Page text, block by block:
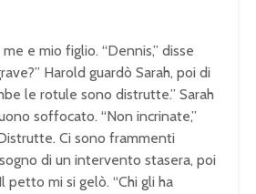
e mio figlio. “Dennis,” disse
Harold guardò Sarah, poi di
le rotule sono distrutte.” Sarah
soffocato. “Non incrinate,”
Ci sono frammenti
di un intervento stasera, poi
petto mi si gelò. “Chi gli ha